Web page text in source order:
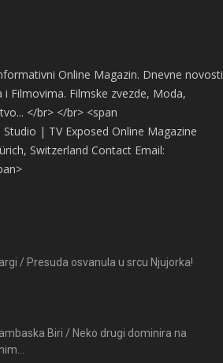
Online Magazin. Dnevne novosti
Filmovima. Filmske zvezde, Moda,
</br> </br> <span
| TV Exposed Online Magazine
Switzerland Contact Email:
/ Presuda osvanula u srcu Njujorka!
Biri / Neko drugi dominira na